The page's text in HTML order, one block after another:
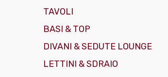
TAVOLI
BASI & TOP
DIVANI & SEDUTE LOUNGE
LETTINI & SDRAIO